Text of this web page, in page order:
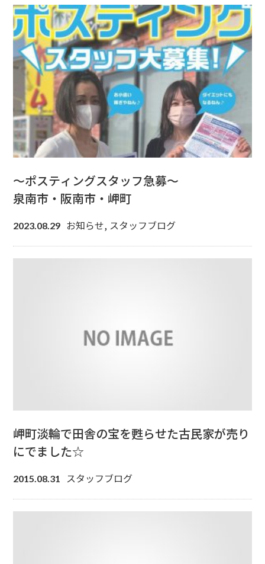
～ポスティングスタッフ急募～
泉南市・阪南市・岬町
2023.08.29 お知らせ, スタッフブログ
岬町淡輪で田舎の宝を甦らせた古民家が売り
にでました☆
2015.08.31 スタッフブログ